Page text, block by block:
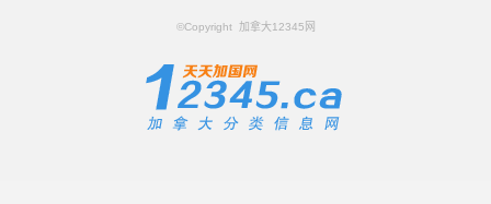
©Copyright 加拿大12345网